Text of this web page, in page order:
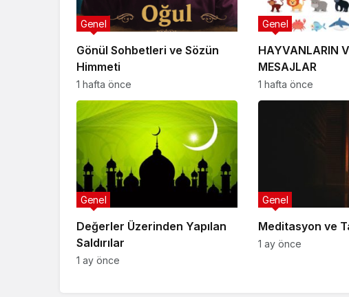
Gönül Sohbetleri ve Sözün
Himmeti
Genel
1 hafta önce
HAYVANLARIN
MESAJLAR
Genel
1 hafta önce
Değerler Üzerinden Yapılan
Saldırılar
Genel
1 ay önce
Meditasyon ve
Genel
1 ay önce